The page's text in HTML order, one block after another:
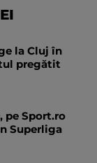
la Cluj în
pregătit
pe Sport.ro
Superliga